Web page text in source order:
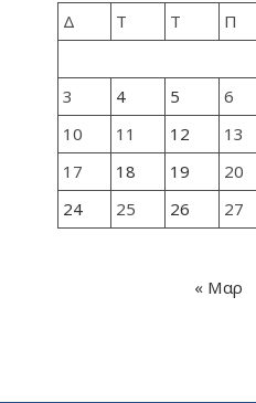
Δ
Τ Τ Π
3
4 5 6
10
11 12 13
17
18 19 20
24
25 26 27
« Μαρ